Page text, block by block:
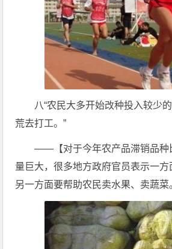
八“农民大多开始改种投入较少
荒去打工。”
——【对于今年农产品滞销品种
量巨大，很多地方政府官员表示一方
另一方面要帮助农民卖水果、卖蔬菜